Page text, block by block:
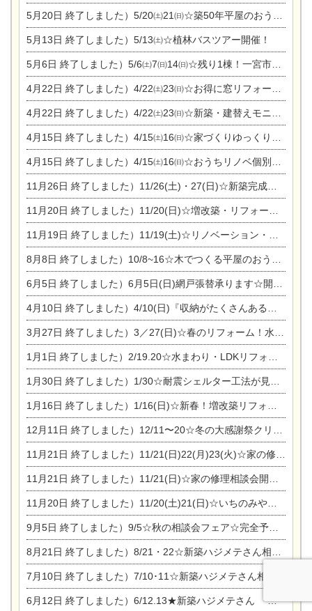
5月20日 終了しました）5/20㈯21㈰☆築50年平屋のおうちリノベーション完成見学会
5月13日 終了しました）5/13㈯☆植林バスツアー開催！
5月6日 終了しました）5/6㈯7㈰14㈰☆残り1棟！一宮市限定モニター募集相談会(新築・建替え)
4月22日 終了しました）4/22㈯23㈰☆お得に窓リフォーム個別相談会
4月22日 終了しました）4/22㈯23㈰☆新築・建替えモニター募集個別相談会
4月15日 終了しました）4/15㈯16㈰☆家づくりゆっくりじっくり個別相談会
4月15日 終了しました）4/15㈯16㈰☆おうちリノベ個別相談会
11月26日 終了しました）11/26(土)・27(日)☆新築完成見学会 in一宮市あずら
11月20日 終了しました）11/20(日)☆増改築・リフォームまつり＆秋の味覚まつり＆芸術祭
11月19日 終了しました）11/19(土)☆リノベーション・家の修理まつり＆増改築・リフォームまつりin扶桑ゴルフ
8月8日 終了しました）10/8~16☆木でつくる平屋のおうちのつくり方【完全予約制】
6月5日 終了しました）6月5日(日)網戸張替承ります☆開催！
4月10日 終了しました）4/10(日)『収納がたくさんあるおうち現場見学会』
3月27日 終了しました）3／27(日)☆春のリフォーム！水まわりLDKリフォーム相談会&今がチャンス！エアコン相談会
1月1日 終了しました）2/19.20☆水まわり・LDKリフォーム相談会＆エアコン相談会
1月30日 終了しました）1/30☆耐震シェルター工法が見れる完成見学会
1月16日 終了しました）1/16(日)☆新春！増改築リフォーム&家の修理まつり
12月11日 終了しました）12/11〜20☆冬の大感謝祭クリスマス相談会開催
11月21日 終了しました）11/21(日)22(月)23(火)☆家の修理まつり＆増改築リフォーム相談会
11月21日 終了しました）11/21(日)☆家の修理相談会開催 in 扶桑オークビレッジ
11月20日 終了しました）11/20(土)21(日)☆いちのみや逸品市に出店します【ひのきのバラ販売】
9月5日 終了しました）9/5☆秋の相談会フェア☆完全予約制
8月21日 終了しました）8/21・22☆新築ハジメテさん相談会 『集まれ！農地に家を建てたい人！』
7月10日 終了しました）7/10･11☆新築ハジメテさん相談会 『集まれ！農地に家を建てたい人！』完全予約制
6月12日 終了しました）6/12.13★新築ハジメテさん 『木の家 現場体感見学会』